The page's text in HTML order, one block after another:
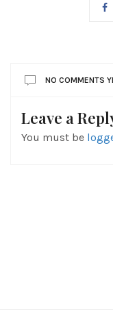
NO COMMENTS
Leave a
You must be